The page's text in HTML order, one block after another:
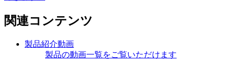
関連コンテンツ
製品紹介動画
製品の動画一覧をご覧いただけます